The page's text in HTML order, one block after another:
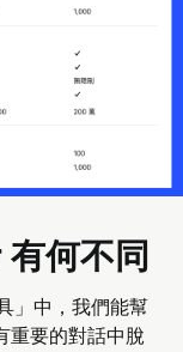
何不同
」中，我們能幫
重要的對話中脫